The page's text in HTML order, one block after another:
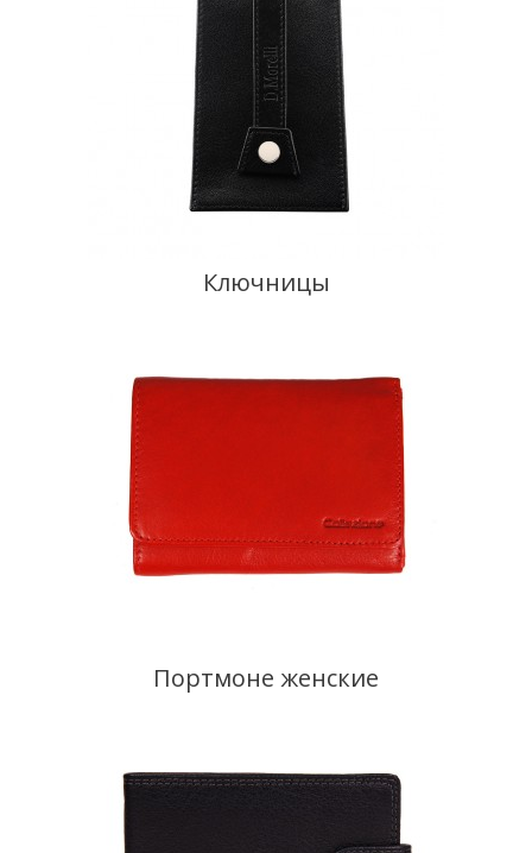
Ключницы
Портмоне женские